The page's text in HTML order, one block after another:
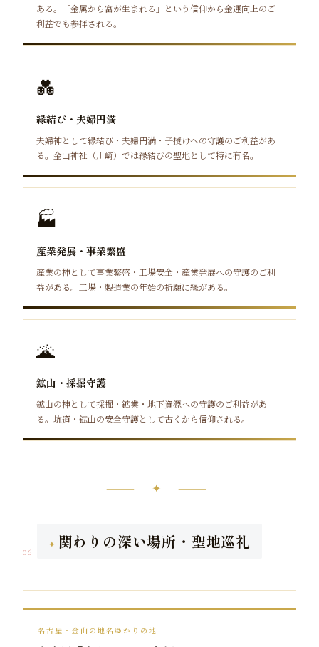
ある。「金属から富が生まれる」という信仰から金運向上のご
利益でも参拝される。
💑
縁結び・夫婦円満
夫婦神として縁結び・夫婦円満・子授けへの守護のご利益があ
る。金山神社（川崎）では縁結びの聖地として特に有名。
🏭
産業発展・事業繁盛
産業の神として事業繁盛・工場安全・産業発展への守護のご利
益がある。工場・製造業の年始の祈願に縁がある。
🌋
鉱山・採掘守護
鉱山の神として採掘・鉱業・地下資源への守護のご利益があ
る。坑道・鉱山の安全守護として古くから信仰される。
⸻ ✦ ⸻
06
関わりの深い場所・聖地巡礼
名古屋・金山の地名ゆかりの地